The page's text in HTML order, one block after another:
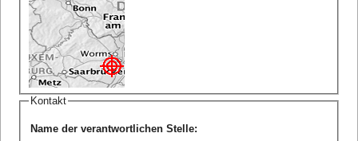
Kontakt
Name der verantwortlichen Stelle: